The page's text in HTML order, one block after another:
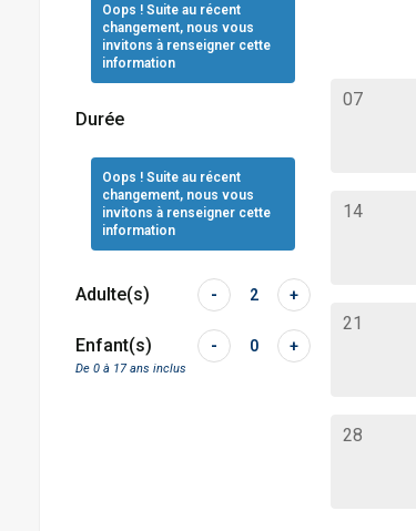
Oops ! Suite au récent
changement, nous vous
invitons à renseigner cette
information
Durée
Oops ! Suite au récent
changement, nous vous
invitons à renseigner cette
information
Adulte(s) - 2 +
Enfant(s) - 0 +
De 0 à 17 ans inclus
07
14
21
28